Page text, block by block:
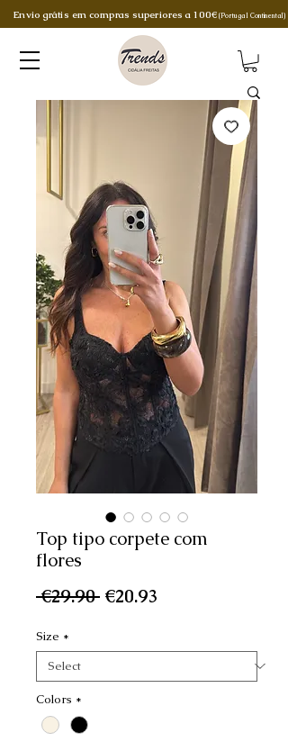
Envio grátis em compras superiores a 100€ (Portugal Continental)
Top tipo corpete com
flores
€29.90 Regular
€20.93
Size *
Colors *